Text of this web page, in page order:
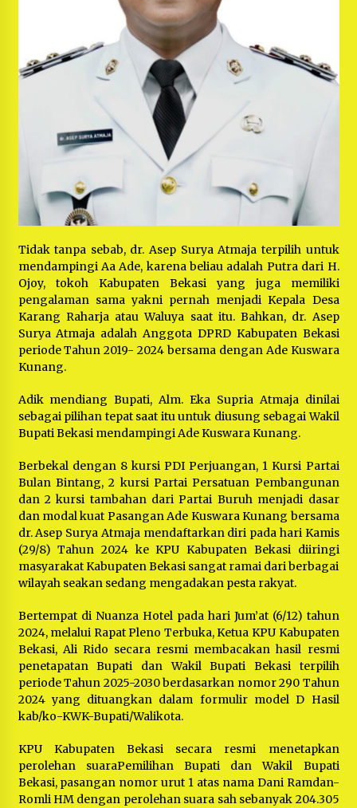
Tidak tanpa sebab, dr. Asep Surya Atmaja terpilih untuk
mendampingi Aa Ade, karena beliau adalah Putra dari H.
Ojoy, tokoh Kabupaten Bekasi yang juga memiliki
pengalaman sama yakni pernah menjadi Kepala Desa
Karang Raharja atau Waluya saat itu. Bahkan, dr. Asep
Surya Atmaja adalah Anggota DPRD Kabupaten Bekasi
periode Tahun 2019- 2024 bersama dengan Ade Kuswara
Kunang.
Adik mendiang Bupati, Alm. Eka Supria Atmaja dinilai
sebagai pilihan tepat saat itu untuk diusung sebagai Wakil
Bupati Bekasi mendampingi Ade Kuswara Kunang.
Berbekal dengan 8 kursi PDI Perjuangan, 1 Kursi Partai
Bulan Bintang, 2 kursi Partai Persatuan Pembangunan
dan 2 kursi tambahan dari Partai Buruh menjadi dasar
dan modal kuat Pasangan Ade Kuswara Kunang bersama
dr. Asep Surya Atmaja mendaftarkan diri pada hari Kamis
(29/8) Tahun 2024 ke KPU Kabupaten Bekasi diiringi
masyarakat Kabupaten Bekasi sangat ramai dari berbagai
wilayah seakan sedang mengadakan pesta rakyat.
Bertempat di Nuanza Hotel pada hari Jum’at (6/12) tahun
2024, melalui Rapat Pleno Terbuka, Ketua KPU Kabupaten
Bekasi, Ali Rido secara resmi membacakan hasil resmi
penetapatan Bupati dan Wakil Bupati Bekasi terpilih
periode Tahun 2025-2030 berdasarkan nomor 290 Tahun
2024 yang dituangkan dalam formulir model D Hasil
kab/ko-KWK-Bupati/Walikota.
KPU Kabupaten Bekasi secara resmi menetapkan
perolehan suaraPemilihan Bupati dan Wakil Bupati
Bekasi, pasangan nomor urut 1 atas nama Dani Ramdan-
Romli HM dengan perolehan suara sah sebanyak 204.305